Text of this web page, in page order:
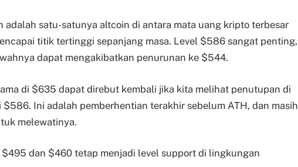
adalah satu-satunya altcoin di antara mata uang kripto terbesar
titik tertinggi sepanjang masa. Level $586 sangat penting,
dapat mengakibatkan penurunan ke $544.
di $635 dapat direbut kembali jika kita melihat penutupan di
Ini adalah pemberhentian terakhir sebelum ATH, dan masih
melewatinya.
dan $460 tetap menjadi level support di lingkungan